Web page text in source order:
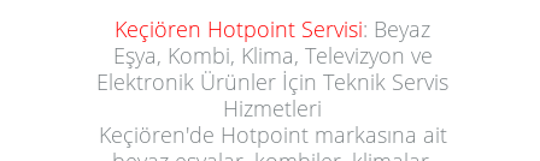
Keçiören Hotpoint Servisi: Beyaz
Eşya, Kombi, Klima, Televizyon ve
Elektronik Ürünler İçin Teknik Servis
Hizmetleri
Keçiören'de Hotpoint markasına ait